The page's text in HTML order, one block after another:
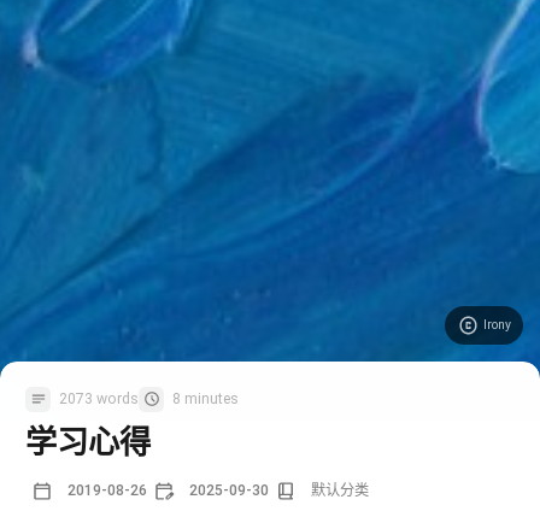
Irony
2073 words 8 minutes
学习心得
2019-08-26 2025-09-30 默认分类